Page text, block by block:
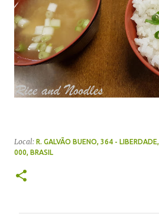
Local: R. GALVÃO BUENO, 364 -
000, BRASIL